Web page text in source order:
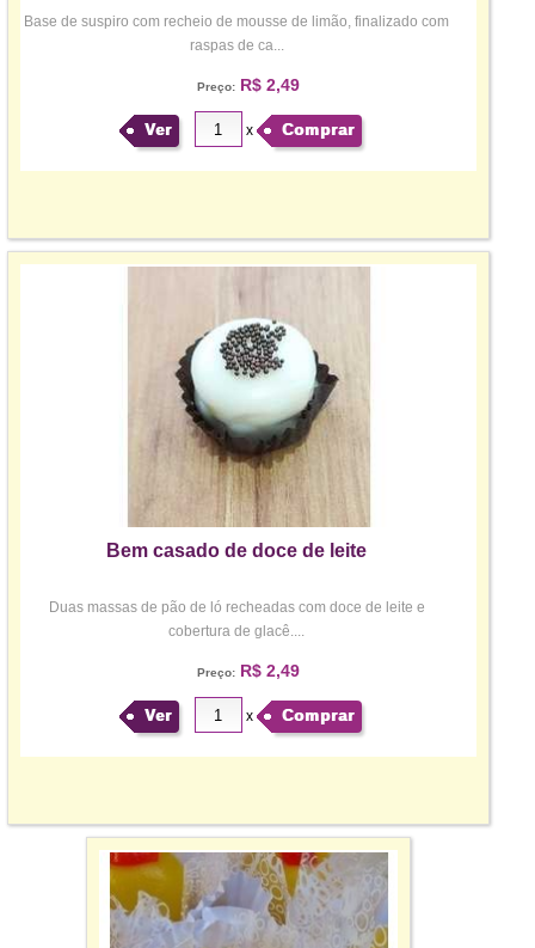
Base de suspiro com recheio de mousse de limão, finalizado com
raspas de ca...
Preço:R$ 2,49
Ver x Comprar
Bem casado de doce de leite
Duas massas de pão de ló recheadas com doce de leite e
cobertura de glacê....
Preço:R$ 2,49
Ver x Comprar